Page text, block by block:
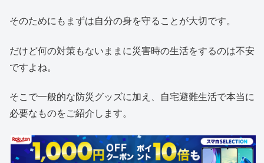
そのためにもまずは自分の身を守ることが大切です。
だけど何の対策もないままに災害時の生活をするのは不安
ですよね。
そこで一般的な防災グッズに加え、自宅避難生活で本当に
必要なものをご紹介します。